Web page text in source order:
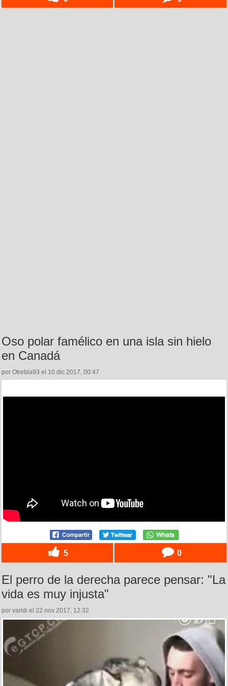
Oso polar famélico en una isla sin hielo
en Canadá
por Otrebla93 el 10 dic 2017, 00:47
5 0
El perro de la derecha parece pensar: "La
vida es muy injusta"
por varidi el 22 nov 2017, 12:32